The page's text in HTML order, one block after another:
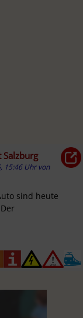
15:46 Uhr von
sind heute